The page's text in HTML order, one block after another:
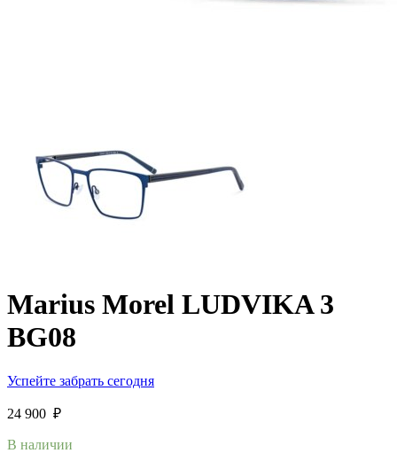
Marius Morel LUDVIKA 3
BG08
Успейте забрать сегодня
24 900 ₽
В наличии